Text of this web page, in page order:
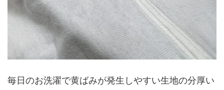
毎日のお洗濯で黄ばみが発生しやすい生地の分厚い